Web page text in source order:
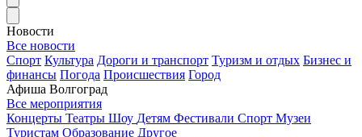
Новости
Все новости
Спорт Культура Дороги и транспорт Туризм и отдых Бизнес и
финансы Погода Происшествия Город
Афиша Волгоград
Все мероприятия
Концерты Театры Шоу Детям Фестивали Спорт Музеи
Туристам Образование Другое